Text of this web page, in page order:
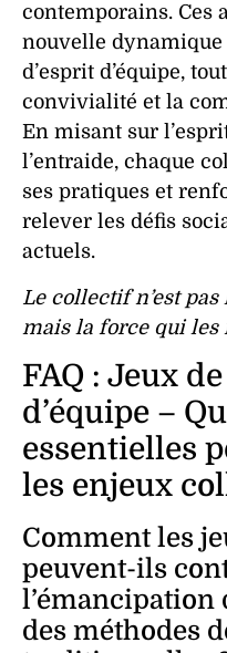
contemporains. Ces
nouvelle dynamique
d’esprit d’équipe,
convivialité et la
En misant sur l’
l’entraide, chaque
ses pratiques et
relever les défis
actuels.
Le collectif n’est
mais la force qui les
FAQ : Jeux
d’équipe –
essentielles
les enjeux
Comment les
peuvent-ils
l’émancipation
des méthodes